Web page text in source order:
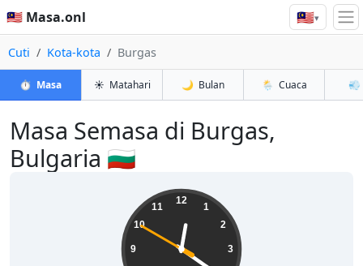
🇲🇾 Masa.onl 🇲🇾▾
Cuti Kota-kota Burgas
⏱️ Masa ☀️ Matahari 🌙 Bulan 🌦️ Cuaca 💨
Masa Semasa di Burgas,
Bulgaria 🇧🇬
12
1
2
3
9
10
11